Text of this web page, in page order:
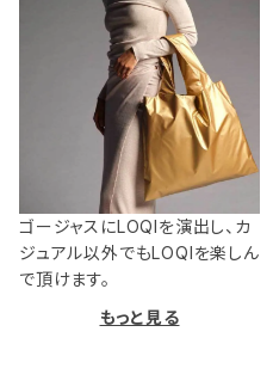
ゴージャスにLOQIを演出し、カ
ジュアル以外でもLOQIを楽しん
で頂けます。
もっと見る